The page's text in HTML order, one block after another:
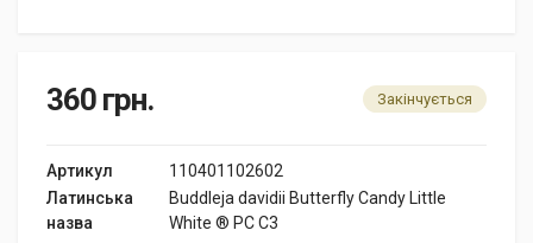
360 грн. Закінчується
Артикул
110401102602
Латинська
назва
Buddleja davidii Butterfly Candy Little
White ® PC C3